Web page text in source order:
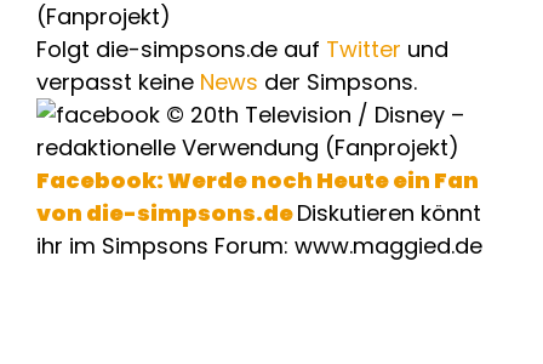
Folgt die-simpsons.de auf Twitter und
verpasst keine News der Simpsons.
Facebook: Werde noch Heute ein Fan
von die-simpsons.deDiskutieren könnt
ihr im Simpsons Forum: www.maggied.de